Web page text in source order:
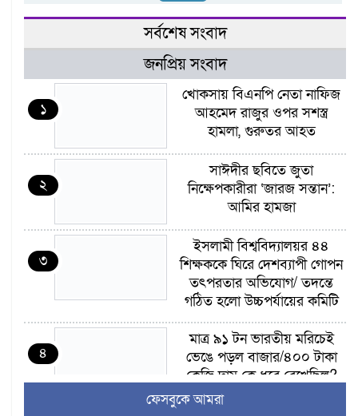
সর্বশেষ সংবাদ
জনপ্রিয় সংবাদ
১
খোকসায় বিএনপি নেতা নাফিজ
আহমেদ রাজুর ওপর সশস্ত্র
হামলা, গুরুতর আহত
২
সাঈদীর ছবিতে জুতা
নিক্ষেপকারীরা ‘জারজ সন্তান’:
আমির হামজা
৩
ইসলামী বিশ্ববিদ্যালয়র ৪৪
শিক্ষককে ঘিরে দেশব্যাপী গোপন
তৎপরতার অভিযোগ/ তদন্তে
গঠিত হলো উচ্চপর্যায়ের কমিটি
৪
মাত্র ৯১ টন ভারতীয় মরিচেই
ভেঙে পড়ল বাজার/৪০০ টাকা
কেজি দাম কে ধরে রেখেছিল?
ফেসবুকে আমরা